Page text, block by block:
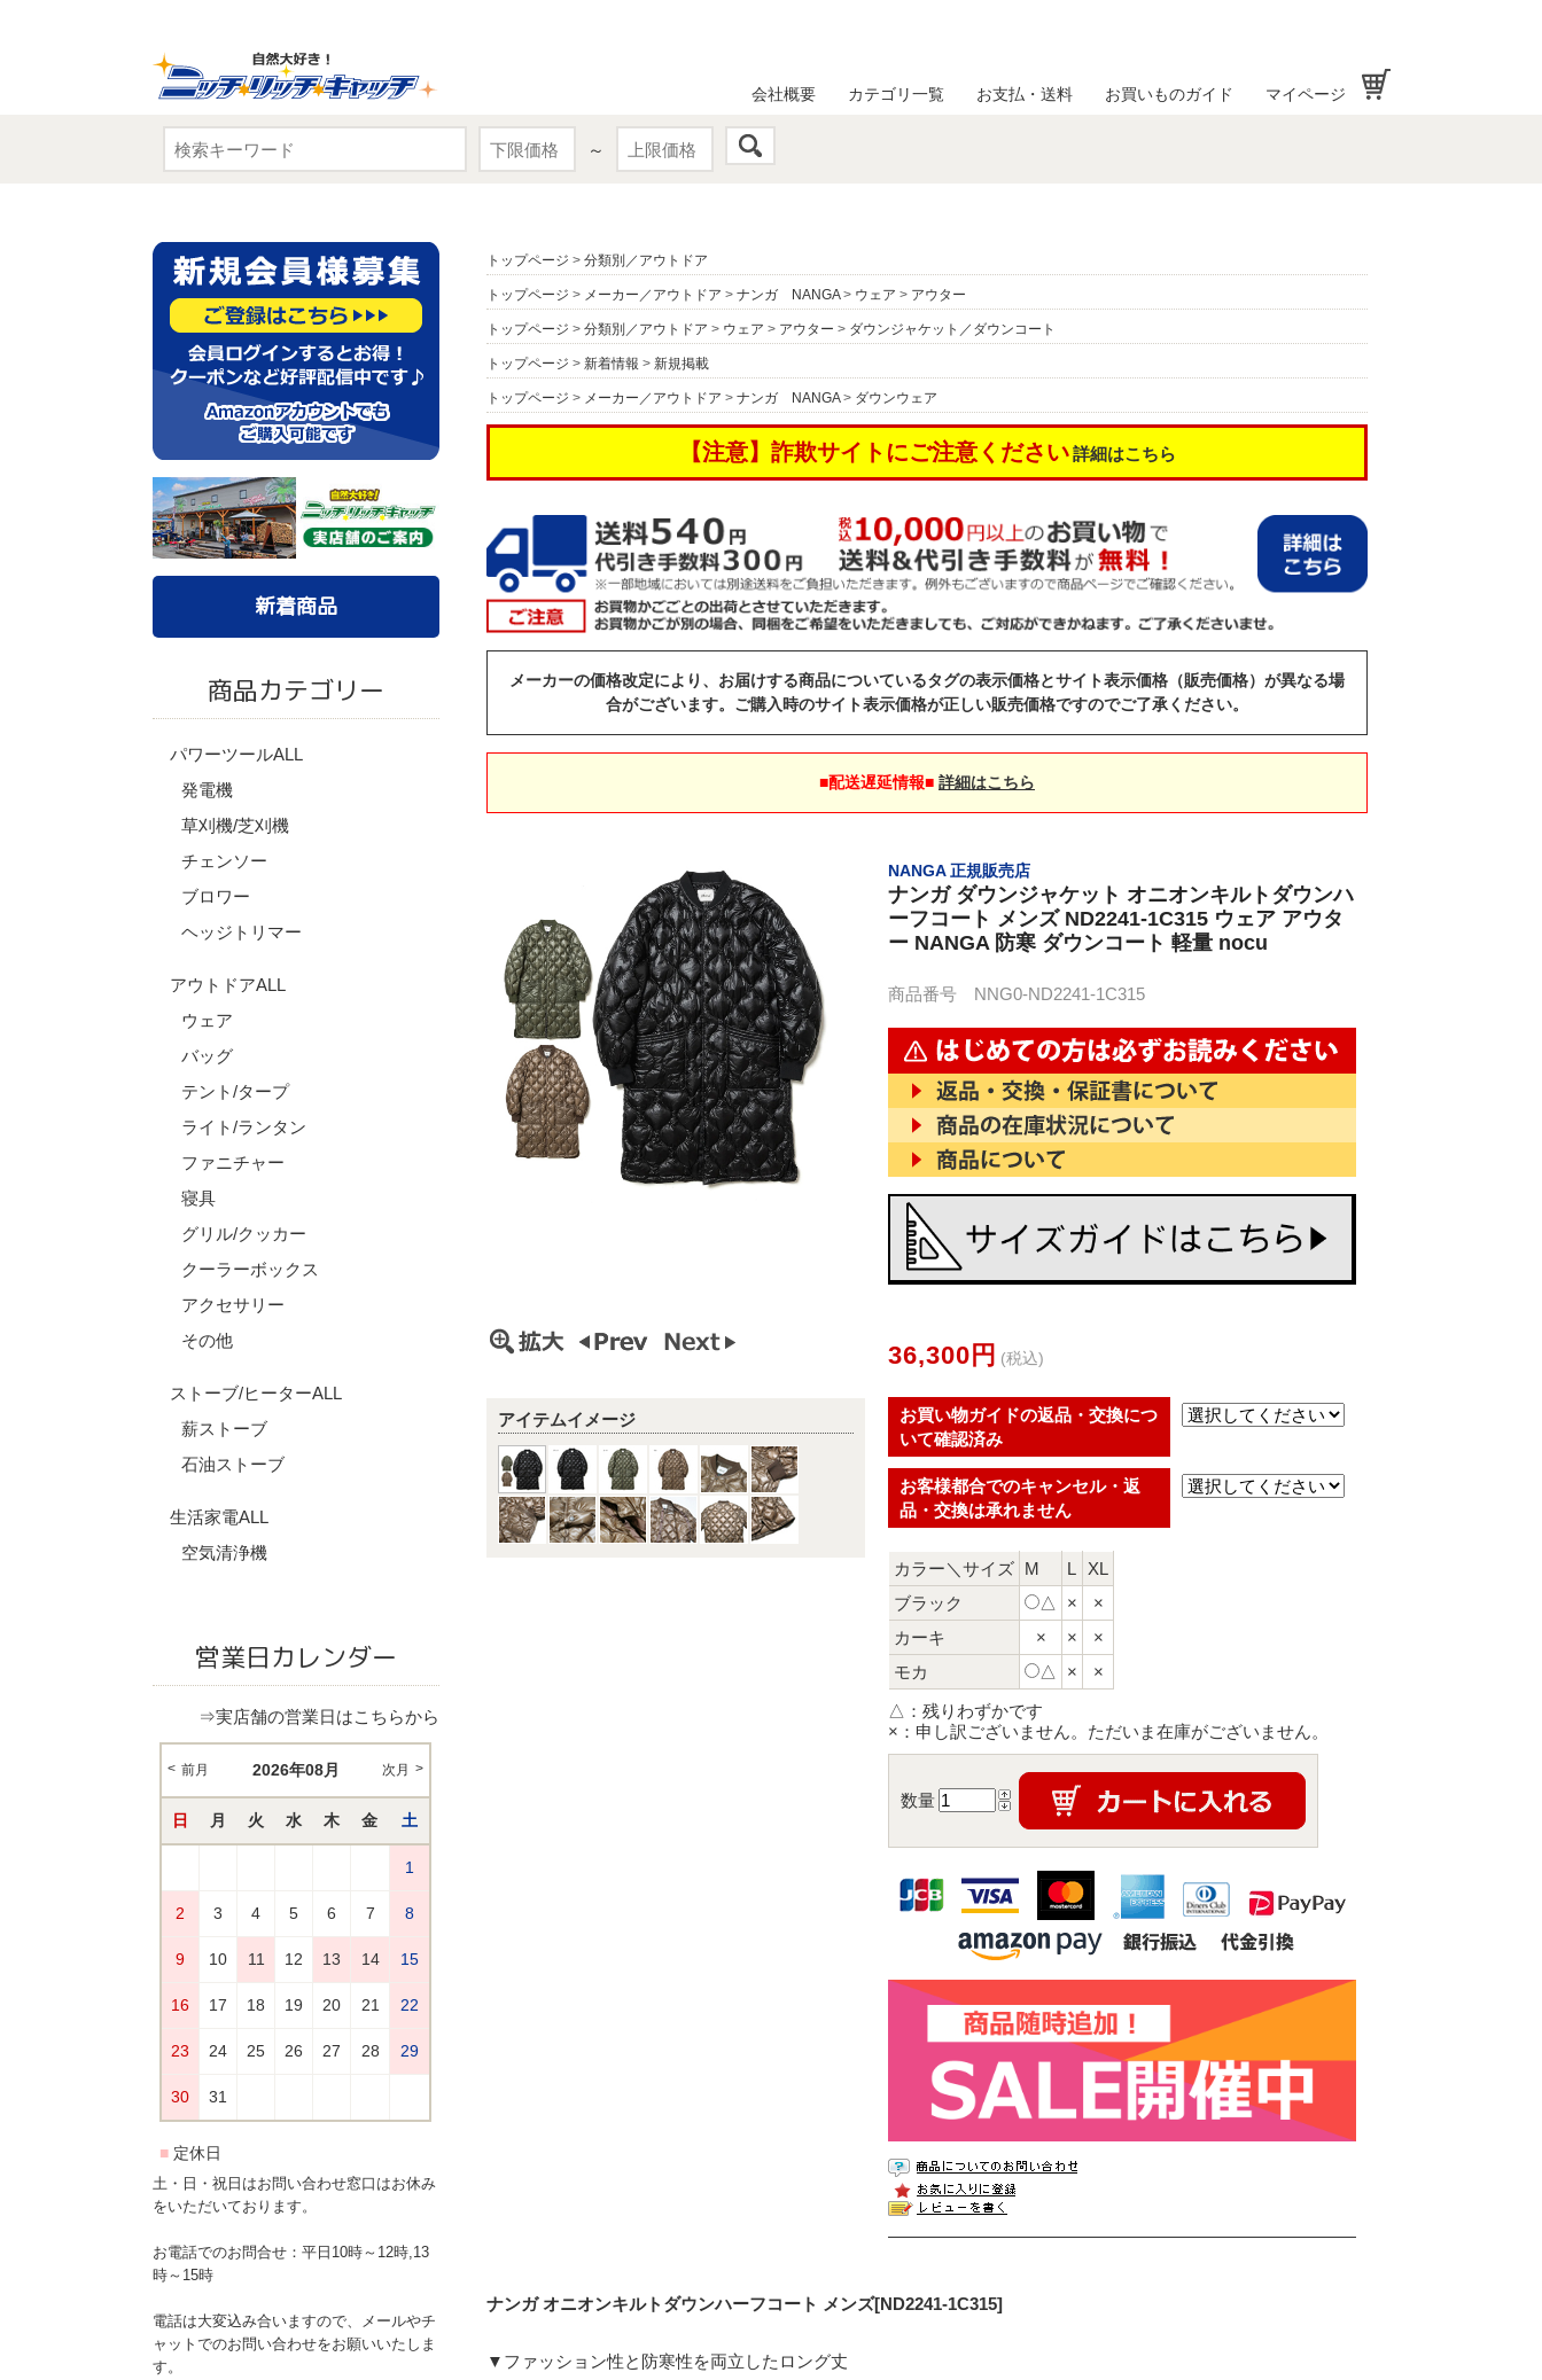
～
会社概要 カテゴリ一覧 お支払・送料 お買いものガイド マイページ
新着商品
商品カテゴリー
パワーツールALL
発電機
草刈機/芝刈機
チェンソー
ブロワー
ヘッジトリマー
アウトドアALL
ウェア
バッグ
テント/タープ
ライト/ランタン
ファニチャー
寝具
グリル/クッカー
クーラーボックス
アクセサリー
その他
ストーブ/ヒーターALL
薪ストーブ
石油ストーブ
生活家電ALL
空気清浄機
営業日カレンダー
⇒実店舗の営業日はこちらから
土・日・祝日はお問い合わせ窓口はお休み
をいただいております。
お電話でのお問合せ：平日10時～12時,13
時～15時
電話は大変込み合いますので、メールやチ
ャットでのお問い合わせをお願いいたしま
す。
トップページ > 分類別／アウトドア
トップページ > メーカー／アウトドア > ナンガ NANGA> ウェア > アウター
トップページ > 分類別／アウトドア > ウェア > アウター > ダウンジャケット／ダウンコート
トップページ > 新着情報 > 新規掲載
トップページ > メーカー／アウトドア > ナンガ NANGA> ダウンウェア
【注意】詐欺サイトにご注意ください 詳細はこちら
メーカーの価格改定により、お届けする商品についているタグの表示価格とサイト表示価格（販売価格）が異なる場
合がございます。ご購入時のサイト表示価格が正しい販売価格ですのでご了承ください。
■配送遅延情報■ 詳細はこちら
NANGA 正規販売店
ナンガ ダウンジャケット オニオンキルトダウンハ
ーフコート メンズ ND2241-1C315 ウェア アウタ
ー NANGA 防寒 ダウンコート 軽量 nocu
商品番号 NNG0-ND2241-1C315
36,300円 (税込)
お買い物ガイドの返品・交換につ
いて確認済み
お客様都合でのキャンセル・返
品・交換は承れません
カラー＼サイズ M L
XL
ブラック
△ ×
×
カーキ
× ×
×
モカ
△ ×
×
△： 残りわずかです
×： 申し訳ございません。ただいま在庫がございません。
数量
アイテムイメージ
ナンガ オニオンキルトダウンハーフコート メンズ[ND2241-1C315]
▼ファッション性と防寒性を両立したロング丈